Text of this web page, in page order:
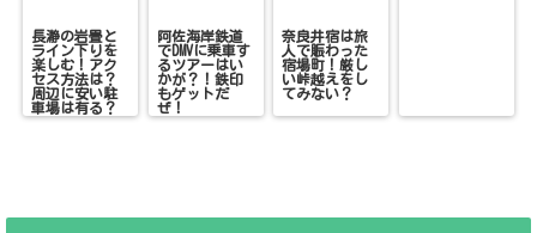
長瀞の岩畳と
ライン下りを
楽しむ！アク
セス方法は？
周辺に安い駐
車場は有る？
阿佐海岸鉄道
でDMVに乗車す
るツアーはい
かが？！鉄印
もゲットだ
ぜ！
奈良井宿は旅
人で賑わった
宿場町！厳し
い峠越えをし
てみない？